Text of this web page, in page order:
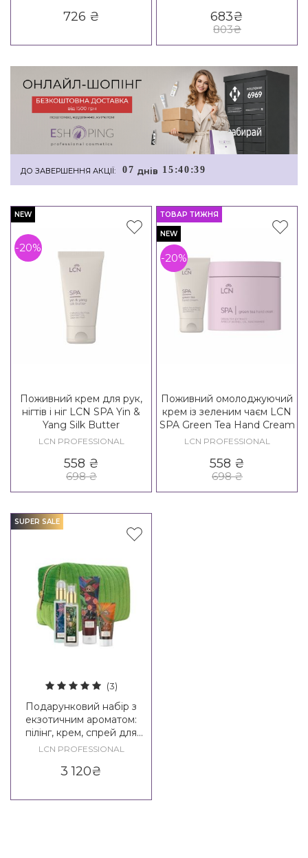
726 ₴ 683₴
803₴
ДО ЗАВЕРШЕННЯ АКЦІЇ: 07 днiв 15 :40 :38
NEW
-20%
Поживний крем для рук,
нігтів і ніг LCN SPA Yin &
Yang Silk Butter
LCN PROFESSIONAL
558 ₴
698₴
ТОВАР ТИЖНЯ
NEW
-20%
Поживний омолоджуючий
крем із зеленим чаєм LCN
SPA Green Tea Hand Cream
LCN PROFESSIONAL
558 ₴
698₴
SUPER SALE
(3)
Подарунковий набір з
екзотичним ароматом:
пілінг, крем, спрей для
волосся та тіла, олія для
Set
LCN PROFESSIONAL
3 120₴